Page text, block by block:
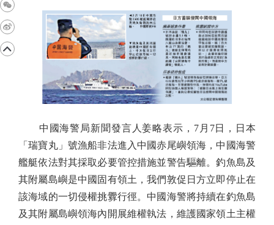
中國海警局新聞發言人姜略表示，7月7日，日本
「瑞寶丸」號漁船非法進入中國赤尾嶼領海，中國海警
艦艇依法對其採取必要管控措施並警告驅離。釣魚島及
其附屬島嶼是中國固有領土，我們敦促日方立即停止在
該海域的一切侵權挑釁行徑。中國海警將持續在釣魚島
及其附屬島嶼領海內開展維權執法，維護國家領土主權